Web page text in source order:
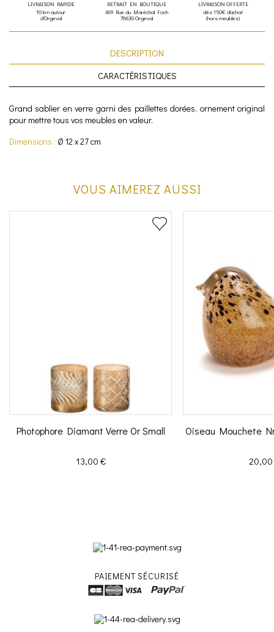
LIVRAISON RAPIDE
10 km autour
d'Orgeval
RETRAIT EN BOUTIQUE
469 Rue du Maréchal Foch
78630 Orgeval
LIVRAISON OFFERTE
dès 150€ d'achat
(hors meubles)
DESCRIPTION
CARACTÉRISTIQUES
Grand sablier en verre garni des paillettes dorées, ornement original
pour mettre tous vos meubles en valeur.
Dimensions : Ø 12 x 27 cm
VOUS AIMEREZ AUSSI
Photophore Diamant Verre Or Small
Prix
13,00 €
Oiseau Mouchete
Prix
PAIEMENT SÉCURISÉ